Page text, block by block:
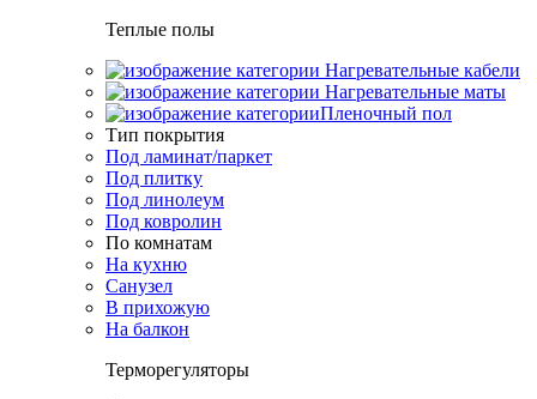
Теплые полы
Нагревательные кабели
Нагревательные маты
Пленочный пол
Тип покрытия
Под ламинат/паркет
Под плитку
Под линолеум
Под ковролин
По комнатам
На кухню
Санузел
В прихожую
На балкон
Терморегуляторы